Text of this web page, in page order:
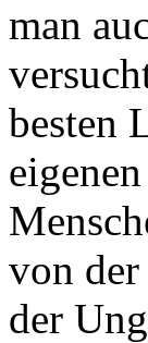
man
besten
von
der